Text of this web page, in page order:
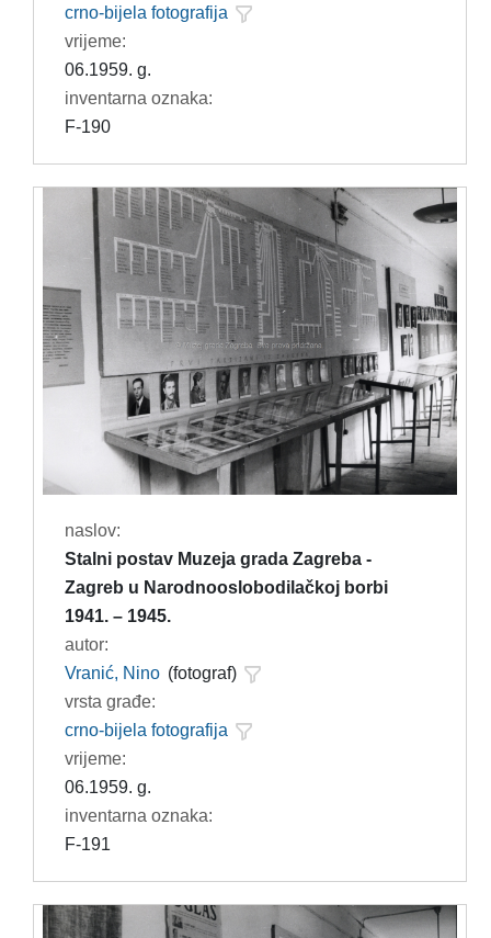
crno-bijela fotografija
vrijeme:
06.1959. g.
inventarna oznaka:
F-190
naslov:
Stalni postav Muzeja grada Zagreba -
Zagreb u Narodnooslobodilačkoj borbi
1941. – 1945.
autor:
Vranić, Nino (fotograf)
vrsta građe:
crno-bijela fotografija
vrijeme:
06.1959. g.
inventarna oznaka:
F-191